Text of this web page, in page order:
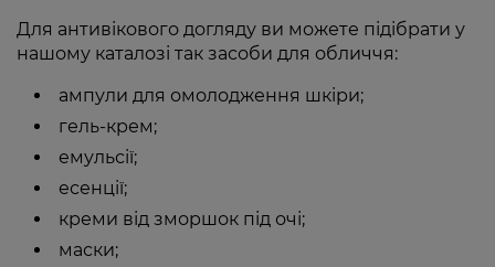
Для антивікового догляду ви можете підібрати у
нашому каталозі так засоби для обличчя:
ампули для омолодження шкіри;
гель-крем;
емульсії;
есенції;
креми від зморшок під очі;
маски;